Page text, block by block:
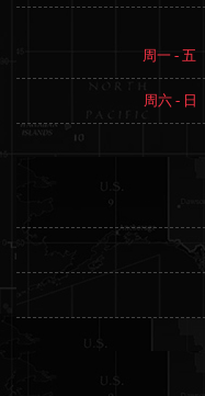
周一 - 五
周六 - 日